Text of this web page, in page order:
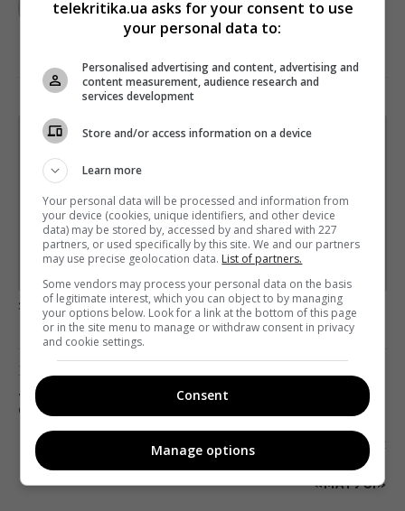
Щотижневий лист з найцікавішим.
Пишемо з любов'ю
Підпишіться ще раз, якщо не отримуєте від нас листи
* Підписатись→
загрузка...
Попередня стаття
«1+1» ЗНІМАЄ НОВИЙ СЕЗОН КОМЕДІЙНОГО
СЕРІАЛУ «СИДОРЕНКО-СИДОРЕНКО»
Наступна стаття
НА ТЕТ ПОКАЖУТЬ КОМЕДІЙНИЙ СЕРІАЛ
«МАТУСІ»
telekritika.ua asks for your consent to use
your personal data to:
Personalised advertising and content, advertising and
content measurement, audience research and
services development
Store and/or access information on a device
Learn more
Your personal data will be processed and information from
your device (cookies, unique identifiers, and other device
data) may be stored by, accessed by and shared with 227
partners, or used specifically by this site. We and our partners
may use precise geolocation data. List of partners.
Some vendors may process your personal data on the basis
of legitimate interest, which you can object to by managing
your options below. Look for a link at the bottom of this page
or in the site menu to manage or withdraw consent in privacy
and cookie settings.
Consent
Manage options